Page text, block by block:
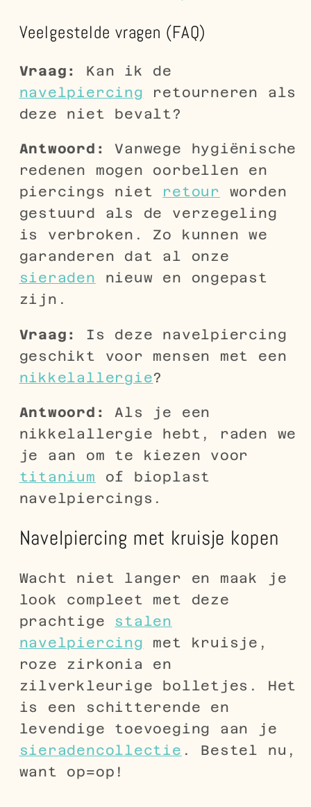
Veelgestelde vragen (FAQ)
Vraag:
Kan ik de
navelpiercing retourneren als
deze niet bevalt?
Antwoord:
Vanwege hygiënische
redenen mogen oorbellen en
piercings niet retour worden
gestuurd als de verzegeling
is verbroken. Zo kunnen we
garanderen dat al onze
sieraden nieuw en ongepast
zijn.
Vraag:
Is deze navelpiercing
geschikt voor mensen met een
nikkelallergie?
Antwoord:
Als je een
nikkelallergie hebt, raden we
je aan om te kiezen voor
titanium of bioplast
navelpiercings.
Navelpiercing met kruisje kopen
Wacht niet langer en maak je
look compleet met deze
prachtige stalen
navelpiercing met kruisje,
roze zirkonia en
zilverkleurige bolletjes. Het
is een schitterende en
levendige toevoeging aan je
sieradencollectie . Bestel nu,
want op=op!